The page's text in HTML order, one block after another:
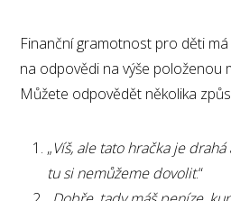
Finanční gramotnost pro děti má
na odpovědi na výše položenou
Můžete odpovědět několika
„Víš, ale tato hračka je
tu si nemůžeme dovolit.“